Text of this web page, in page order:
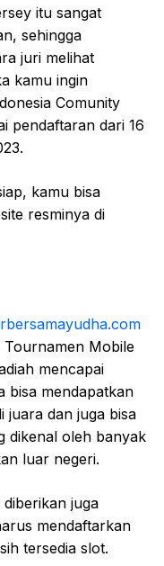
itu sangat
sehingga
juri melihat
kamu ingin
Comunity
pendaftaran dari 16
kamu bisa
resminya di
Tournamen Mobile
mencapai
bisa mendapatkan
juara dan juga bisa
dikenal oleh banyak
luar negeri.
juga
mendaftarkan
tersedia slot.